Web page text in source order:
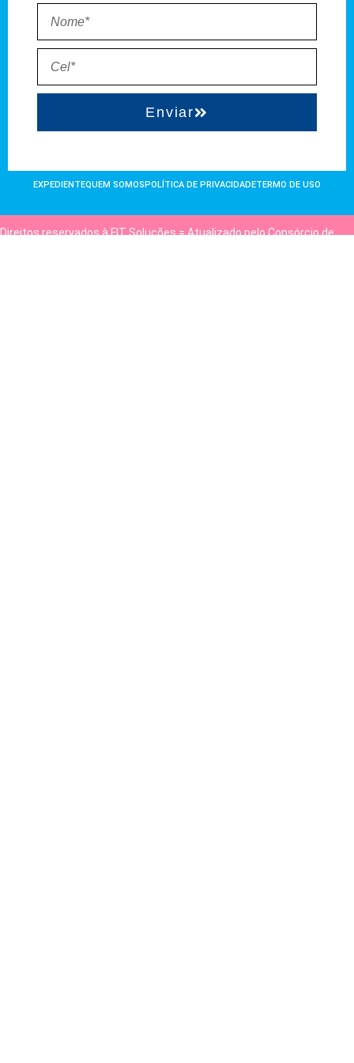
Enviar
EXPEDIENTEQUEM SOMOS POLÍTICA DE PRIVACIDADETERMO DE USO
Direitos reservados à FIT Soluções = Atualizado pelo Consórcio de